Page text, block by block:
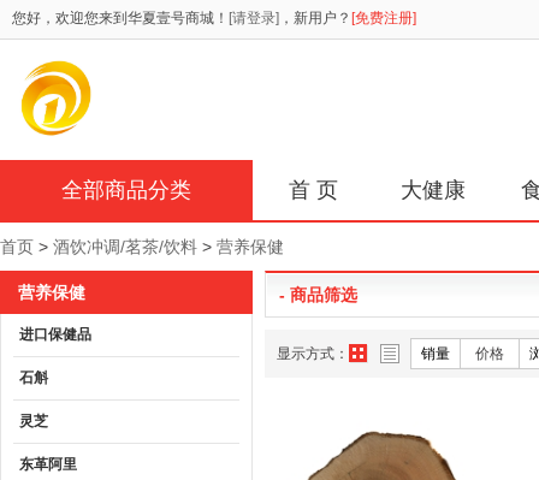
您好，欢迎您来到华夏壹号商城！ [请登录] ，新用户？ [免费注册]
全部商品分类 首 页 大健康
首页 > 酒饮冲调/茗茶/饮料 > 营养保健
- 商品筛选
显示方式： 销量 价格
营养保健
进口保健品
石斛
灵芝
东革阿里